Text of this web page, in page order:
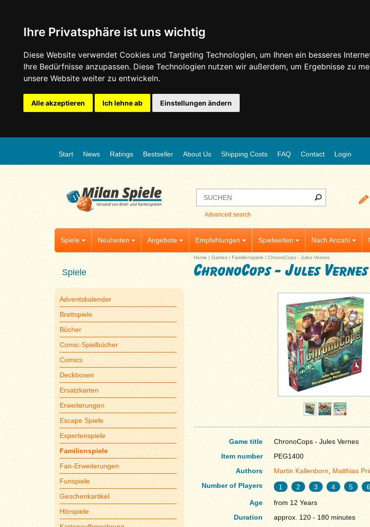
Ihre Privatsphäre ist uns wichtig
Diese Website verwendet Cookies und Targeting Technologien, um Ihnen ein besseres
Ihre Bedürfnisse anzupassen. Diese Technologien nutzen wir außerdem, um Ergebnisse zu
unsere Website weiter zu entwickeln.
Alle akzeptieren Ich lehne ab Einstellungen ändern
Start News Ratings Bestseller About Us Shipping Costs FAQ Contact Login
Advanced search
Spiele Neuheiten Angebote Empfehlungen Spielwelten Nach Anzahl
Spiele
Adventskalender
Brettspiele
Bücher
Comic-Spielbücher
Comics
Deckboxen
Ersatzkarten
Erweiterungen
Escape Spiele
Expertenspiele
Familienspiele
Fan-Erweiterungen
Funspiele
Geschenkartikel
Hörspiele
Home | Games/ Familienspiele / ChronoCops - Jules Vernes
ChronoCops - Jules Vernes
Game title
ChronoCops - Jules Vernes
Item number
PEG1400
Authors
Martin Kallenborn, Matthias
Number of Players
1 2 3 4 5
6
Age
from 12 Years
Duration
approx. 120 - 180 minutes